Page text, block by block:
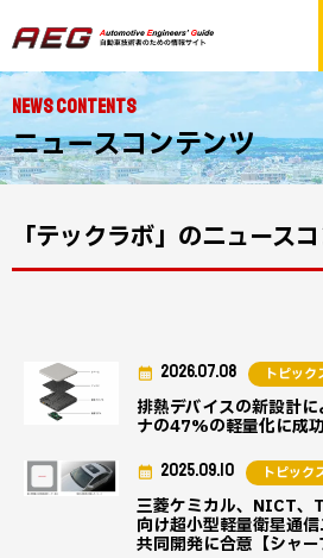
NEWS CONTENTS
ニュースコンテンツ
「テックラボ」のニュース
排熱デバイスの新設計
ナの47%の軽量化に成
2026.07.08 トピッ
三菱ケミカル、NICT、
向け超小型軽量衛星通
共同開発に合意【シャー
2025.09.10 トピック